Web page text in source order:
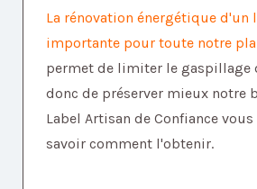
La rénovation énergétique
importante pour toute notre
permet de limiter le gaspillage
donc de préserver mieux notre
Label Artisan de Confiance
savoir comment l'obtenir.